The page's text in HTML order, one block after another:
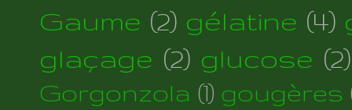
Gaume (2) gélatine (4)
glaçage (2) glucose (2)
Gorgonzola (1) gougères